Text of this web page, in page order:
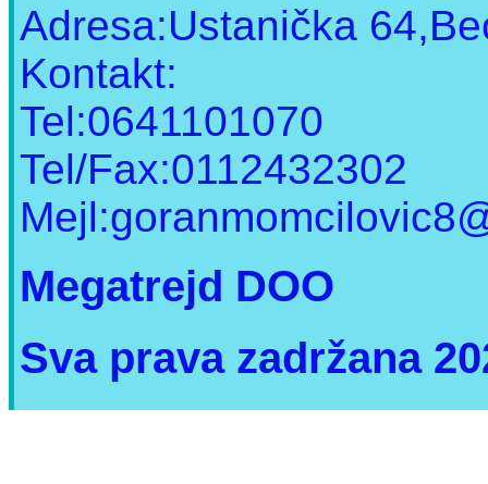
Adresa:Ustanička
Kontakt:
Tel:0641101070
Tel/Fax:0112432302
Megatrejd DOO
Sva prava zadržana